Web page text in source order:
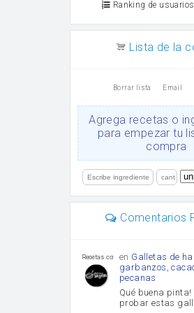
Ranking de
Lista de la
Borrar lista Email
Agrega recetas o
para empezar tu
compra
Comentarios
Recetas con sazon
en Galletas de
garbanzos,
pecanas
Qué buena pinta!
probar estas